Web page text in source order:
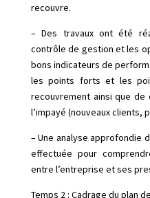
recouvre.
– Des travaux ont été
contrôle de gestion et les
bons indicateurs de
les points forts et les
recouvrement ainsi que
l’impayé (nouveaux
– Une analyse approfondie
effectuée pour
entre l’entreprise et ses
Temps 2 : Cadrage du plan